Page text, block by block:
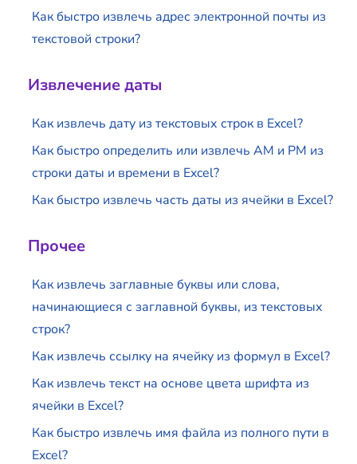
Как быстро извлечь адрес электронной почты из
текстовой строки?
Извлечение даты
Как извлечь дату из текстовых строк в Excel?
Как быстро определить или извлечь AM и PM из
строки даты и времени в Excel?
Как быстро извлечь часть даты из ячейки в Excel?
Прочее
Как извлечь заглавные буквы или слова,
начинающиеся с заглавной буквы, из текстовых
строк?
Как извлечь ссылку на ячейку из формул в Excel?
Как извлечь текст на основе цвета шрифта из
ячейки в Excel?
Как быстро извлечь имя файла из полного пути в
Excel?